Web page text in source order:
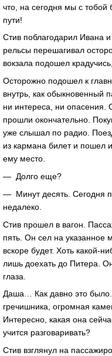
что, на сегодня мы с
пути!
Стив поблагодарил Ивана
рельсы перешагивал
вокзала подошел
Осторожно подошел к
внутрь, как обыкновенный
ни интереса, ни опасения.
прошли окончательно.
уже слышал по радио.
из кармана билет и пошел
ему место.
— Долго еще?
— Минут десять. Сегодня
недалеко.
Стив прошел в вагон.
пять. Он сел на указанное
вскоре будет. Хоть какой-
лишь доехать до Питера.
глаза.
Даша… Как давно это было.
гречишника, огромная
Интересно, какая она
учится разговаривать?
Стив взглянул на